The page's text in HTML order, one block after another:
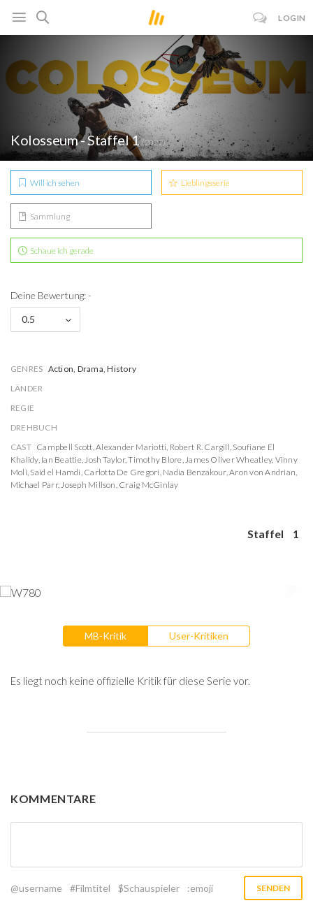
LOGIN
Kolosseum - Staffel 1(2022)
Will ich sehen Lieblingsserie
Sammlung
Schaue ich gerade
Deine Bewertung: -
0.5
GENRES Action, Drama, History
LÄNDER
REGIE
DREHBUCH
CAST Campbell Scott,Alexander Mariotti, Robert R. Cargill, Soufiane El
Khalidy, Ian Beattie,Josh Taylor,Timothy Blore,James Oliver Wheatley, Vinny
Moli, Said el Hamdi, Carlotta De Gregori, Nadia Benzakour,Aron von Andrian,
Michael Parr,Joseph Millson, Craig McGinlay
Staffel 1
MB-Kritik User-Kritiken
Es liegt noch keine offizielle Kritik für diese Serie vor.
KOMMENTARE
@username #Filmtitel $Schauspieler :emoji